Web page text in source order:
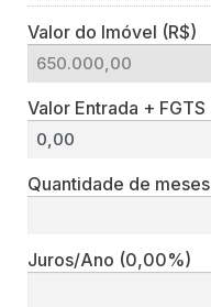
Valor do Imóvel (R$)
Valor Entrada + FGTS
Quantidade de meses
Juros/Ano (0,00%)